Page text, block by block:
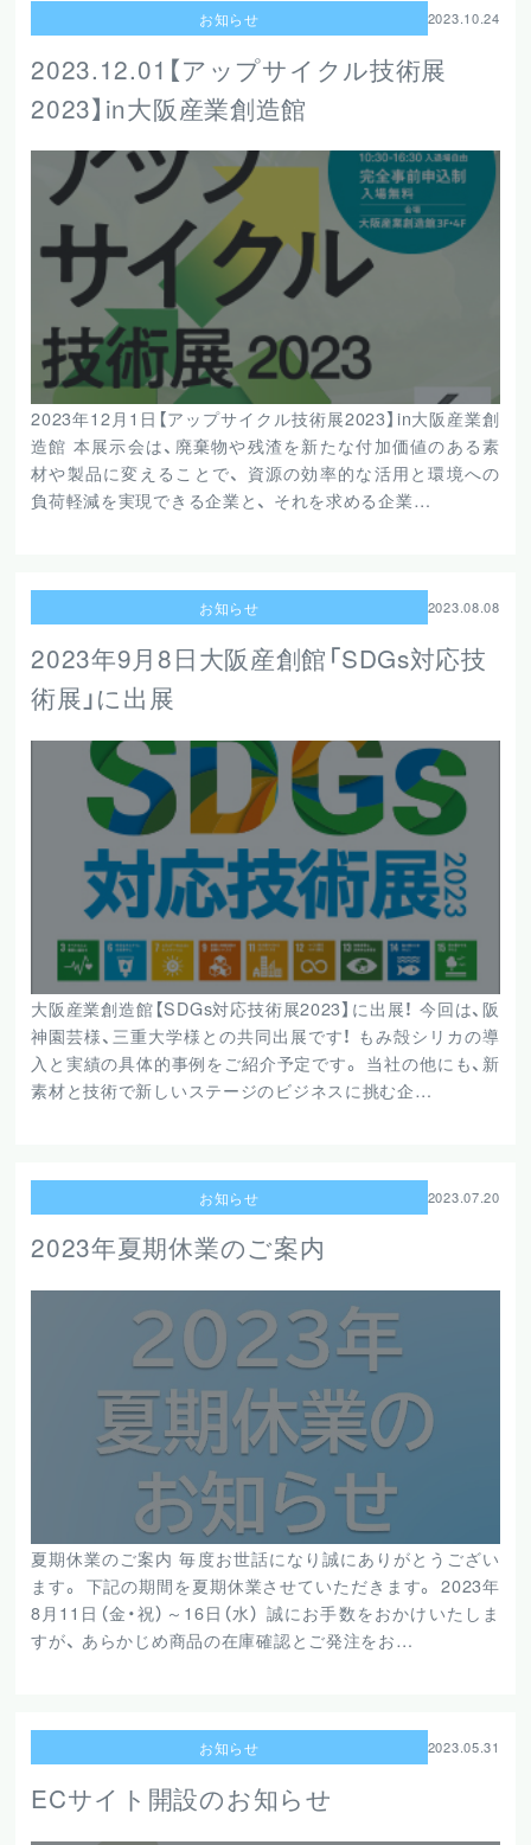
お知らせ 2023.10.24
2023.12.01【アップサイクル技術展
2023】in大阪産業創造館
2023年12月1日【アップサイクル技術展2023】in大阪産業創
造館 本展示会は、廃棄物や残渣を新たな付加価値のある素
材や製品に変えることで、 資源の効率的な活用と環境への
負荷軽減を実現できる企業と、 それを求める企業…
お知らせ 2023.08.08
2023年9月8日大阪産創館「SDGs対応技
術展」に出展
大阪産業創造館【SDGs対応技術展2023】に出展！ 今回は、阪
神園芸様、三重大学様との共同出展です！ もみ殻シリカの導
入と実績の具体的事例をご紹介予定です。 当社の他にも、新
素材と技術で新しいステージのビジネスに挑む企…
お知らせ 2023.07.20
2023年夏期休業のご案内
夏期休業のご案内 毎度お世話になり誠にありがとうござい
ます。 下記の期間を夏期休業させていただきます。 2023年
8月11日（金・祝）～16日（水） 誠にお手数をおかけいたしま
すが、 あらかじめ商品の在庫確認とご発注をお…
お知らせ 2023.05.31
ECサイト開設のお知らせ